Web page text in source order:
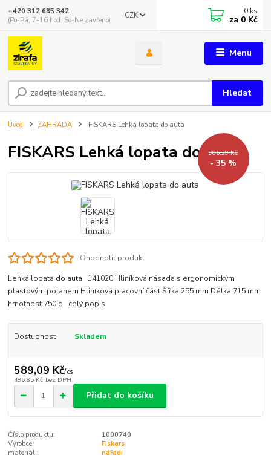
Menu
CZK
Hledat
+420 312 685 342
(Po-Pá, 7-16 hod. So-Ne zavřeno)
0 ks
za 0 Kč
Úvod ZAHRADA FISKARS Lehká lopata do auta
FISKARS Lehká lopata do auta
906,29 Kč
- 35 %
Ohodnotit produkt
Lehká lopata do auta 141020 Hliníková násada s ergonomickým
plastovým potahem Hliníková pracovní část Šířka 255 mm Délka 715 mm
hmotnost 750 g celý popis
Dostupnost Skladem
589,09 Kč/ks
486,85 Kč bez DPH
Přidat do košíku
Číslo produktu:
1000740
Výrobce:
Fiskars
materiál:
nářadí